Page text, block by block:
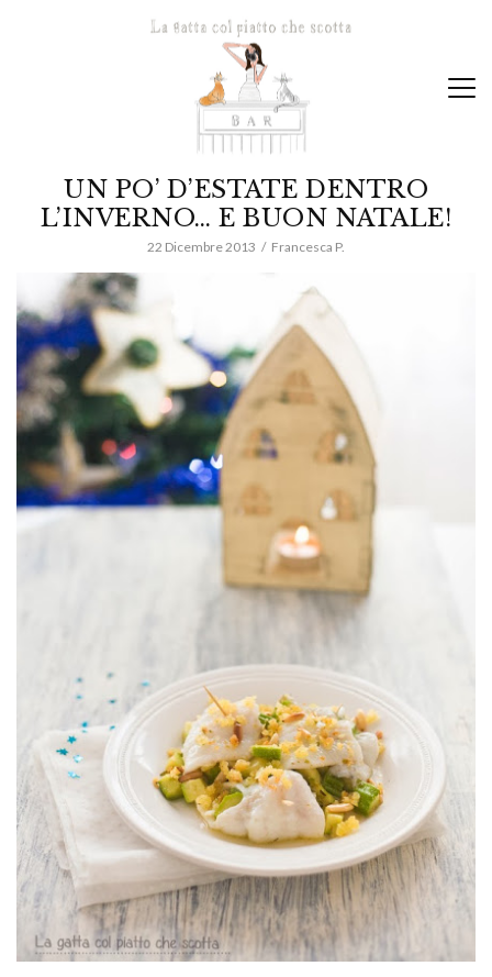
UN PO’ D’ESTATE DENTRO
L’INVERNO… E BUON NATALE!
22 Dicembre 2013 Francesca P.